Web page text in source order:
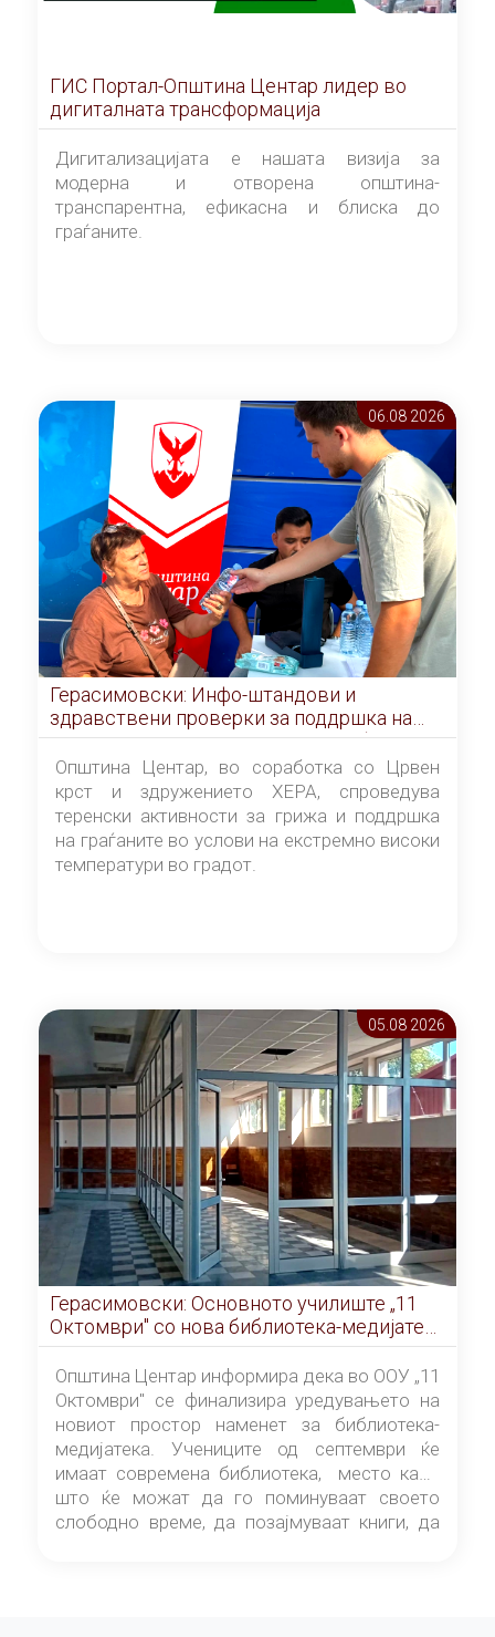
ГИС Портал-Општина Центар лидер во
дигиталната трансформација
Дигитализацијата е нашата визија за
модерна и отворена општина-
транспарентна, ефикасна и блиска до
граѓаните.
06.08 2026
Герасимовски: Инфо-штандови и
здравствени проверки за поддршка на
граѓаните во услови на топлотен бран
Општина Центар, во соработка со Црвен
крст и здружението ХЕРА, спроведува
теренски активности за грижа и поддршка
на граѓаните во услови на екстремно високи
температури во градот.
05.08 2026
Герасимовски: Основното училиште „11
Октомври" со нова библиотека-медијатека
од септември
Општина Центар информира дека во ООУ „11
Октомври" се финализира уредувањето на
новиот простор наменет за библиотека-
медијатека. Учениците од септември ќе
имаат современа библиотека, место каде
што ќе можат да го поминуваат своето
слободно време, да позајмуваат книги, да